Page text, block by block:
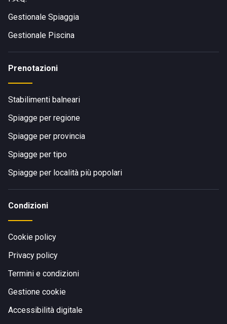
Gestionale Spiaggia
Gestionale Piscina
Prenotazioni
Stabilimenti balneari
Spiagge per regione
Spiagge per provincia
Spiagge per tipo
Spiagge per località più popolari
Condizioni
Cookie policy
Privacy policy
Termini e condizioni
Gestione cookie
Accessibilità digitale